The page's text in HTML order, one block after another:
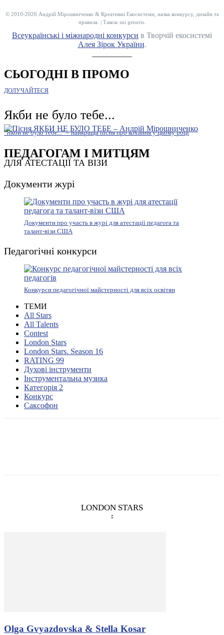
© 2010-2026 Андрій Мірошниченко & Креативні Екосистеми, назва конкурсу, дизайн та
правила. | Також sui generis.
Всеукраїнські і міжнародні конкурси в Творчій екосистемі
Алея Зірок України.
СЬОГОДНІ В ПРОМО
ДОЛУЧАЙТЕСЯ
Якби не було тебе...
"Якби не було тебе..." – найкраща пісня про кохання у цьому році
ПЕДАГОГАМ І МИТЦЯМ
ДЛЯ АТЕСТАЦІЇ ТА ВІЗИ
Документи журі
Документи про участь в журі для атестації педагога та
талант-візи США
Педагогічні конкурси
Конкурси педагогічної майстерності для всіх освітян
ТЕМИ
All Stars
All Talents
Contest
London Stars
London Stars. Season 16
RATING 99
Духові інструменти
Інструментальна музика
Категорія 2
Конкурс
Саксофон
LONDON STARS
Olga Gvyazdovska & Stella Kosar